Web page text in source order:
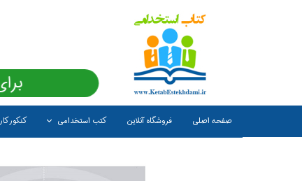
صفحه اصلی فروشگاه آنلاین کتب استخدامی کنکور